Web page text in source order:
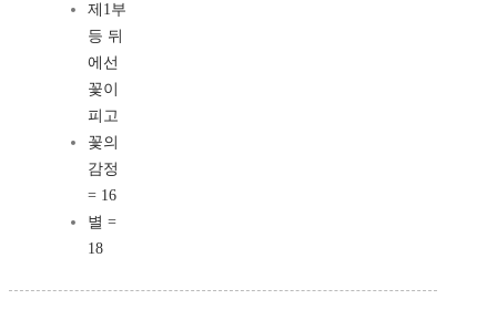
제1부
등 뒤
에선
꽃이
피고
꽃의
감정
= 16
별 =
18